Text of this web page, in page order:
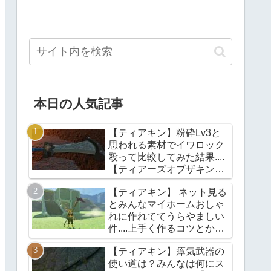
本日の人気記事
【ティアキン】粉砕Lv3と
思われる素材でイワロック
殴って比較してみた結果....
【ティアーズオブザキング
ダム】
【ティアキン】 ネット見る
とみんなマイホームおしゃ
れに作れててうらやましい
件....上手く作るコツとかあ
る？【ティアーズオブザキ
ングダム】
【ティアキン】瘴気武器の
使い道は？みんなは何にス